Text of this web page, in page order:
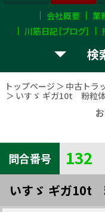
会社概要 業
川筋日記［ブログ］
お探し 中
クレーン付・セルフクレーン
重機・車輌運搬
検
トップページ 中古トラ
いすゞ ギガ10t 粉粒
問合番号 132
いすゞ ギガ10t